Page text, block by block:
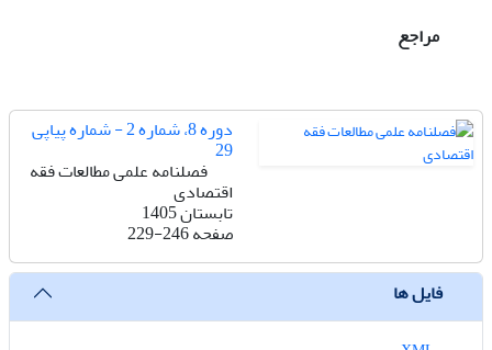
مراجع
دوره 8، شماره 2 - شماره پیاپی
29
فصلنامه علمی مطالعات فقه
اقتصادی
تابستان 1405
صفحه229-246
فایل ها